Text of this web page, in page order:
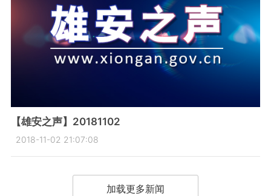
【雄安之声】20181102
2018-11-02 21:07:08
加载更多新闻